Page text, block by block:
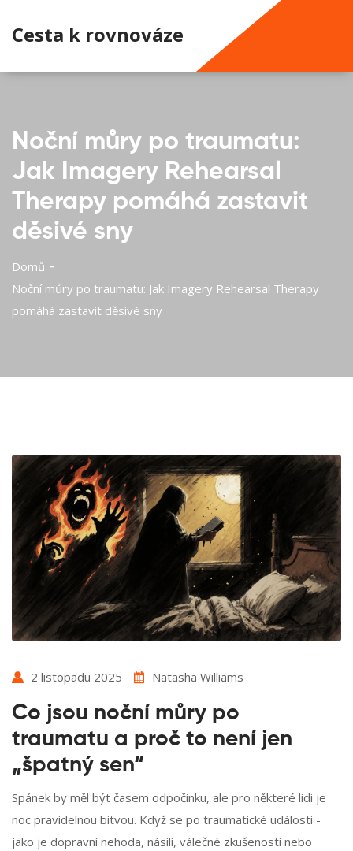
Cesta k rovnováze
Noční můry po traumatu:
Jak Imagery Rehearsal
Therapy pomáhá zastavit
děsivé sny
Domů
Noční můry po traumatu: Jak Imagery Rehearsal Therapy
pomáhá zastavit děsivé sny
2 listopadu 2025 Natasha Williams
Co jsou noční můry po
traumatu a proč to není jen
„špatný sen“
Spánek by měl být časem odpočinku, ale pro některé lidi je
noc pravidelnou bitvou. Když se po traumatické události -
jako je dopravní nehoda, násilí, válečné zkušenosti nebo